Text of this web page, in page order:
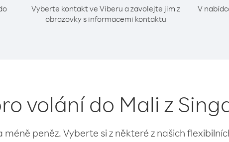
Vyberte kontakt ve Viberu a zavolejte jim z
obrazovky s informacemi kontaktu
V
volání do Mali z
méně peněz. Vyberte si z některé z našich